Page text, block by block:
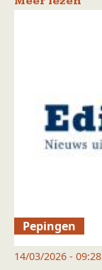
Pepingen
14/03/2026 - 09:28